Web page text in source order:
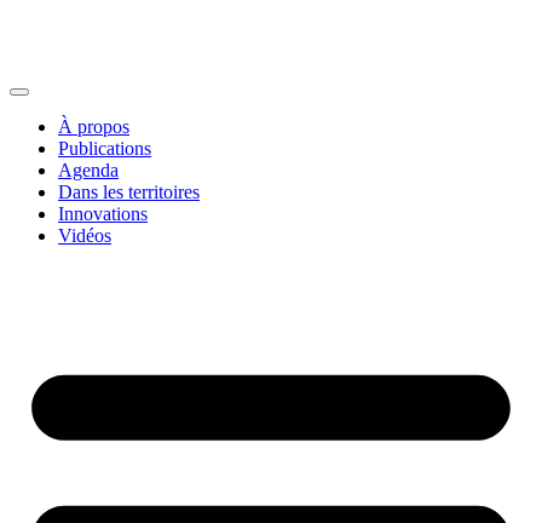
À propos
Publications
Agenda
Dans les territoires
Innovations
Vidéos